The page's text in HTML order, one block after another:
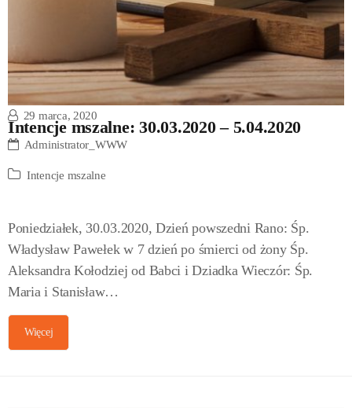
Intencje mszalne: 30.03.2020 – 5.04.2020
29 marca, 2020
Administrator_WWW
Intencje mszalne
Poniedziałek, 30.03.2020, Dzień powszedni Rano: Śp.
Władysław Pawełek w 7 dzień po śmierci od żony Śp.
Aleksandra Kołodziej od Babci i Dziadka Wieczór: Śp.
Maria i Stanisław…
Więcej